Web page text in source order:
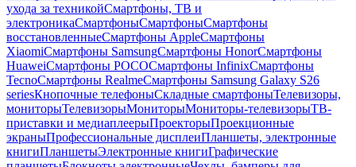
ухода за техникойСмартфоны, ТВ и
электроникаСмартфоныСмартфоныСмартфоны
восстановленныеСмартфоны AppleСмартфоны
XiaomiСмартфоны SamsungСмартфоны HonorСмартфоны
HuaweiСмартфоны POCOСмартфоны InfinixСмартфоны
TecnoСмартфоны RealmeСмартфоны Samsung Galaxy S26
seriesКнопочные телефоныСкладные смартфоныТелевизоры,
мониторыТелевизорыМониторыМониторы-телевизорыТВ-
приставки и медиаплеерыПроекторыПроекционные
экраныПрофессиональные дисплеиПланшеты, электронные
книгиПланшетыЭлектронные книгиГрафические